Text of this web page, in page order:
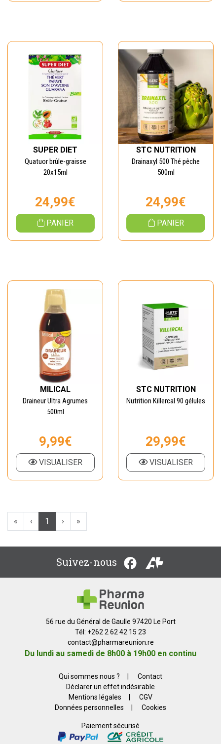
SUPER DIET
Quatuor brûle-graisse
20x15ml
24,99€
PANIER
STC NUTRITION
Drainaxyl 500 Thé pêche
500ml
24,99€
PANIER
MILICAL
Draineur Ultra Agrumes
500ml
9,99€
VISUALISER
STC NUTRITION
Nutrition Killercal 90 gélules
29,99€
VISUALISER
« ‹ 1 › »
Suivez-nous
56 rue du Général de Gaulle 97420 Le Port
Tél: +262 2 62 42 15 23
contact@pharmareunion.re
Du lundi au samedi de 8h00 à 19h00 en continu
Qui sommes nous ?
Contact
Déclarer un effet indésirable
Mentions légales
CGV
Données personnelles
Cookies
Paiement sécurisé